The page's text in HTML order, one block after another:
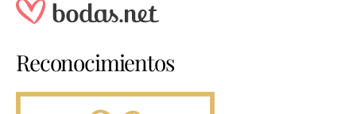
Reconocimientos